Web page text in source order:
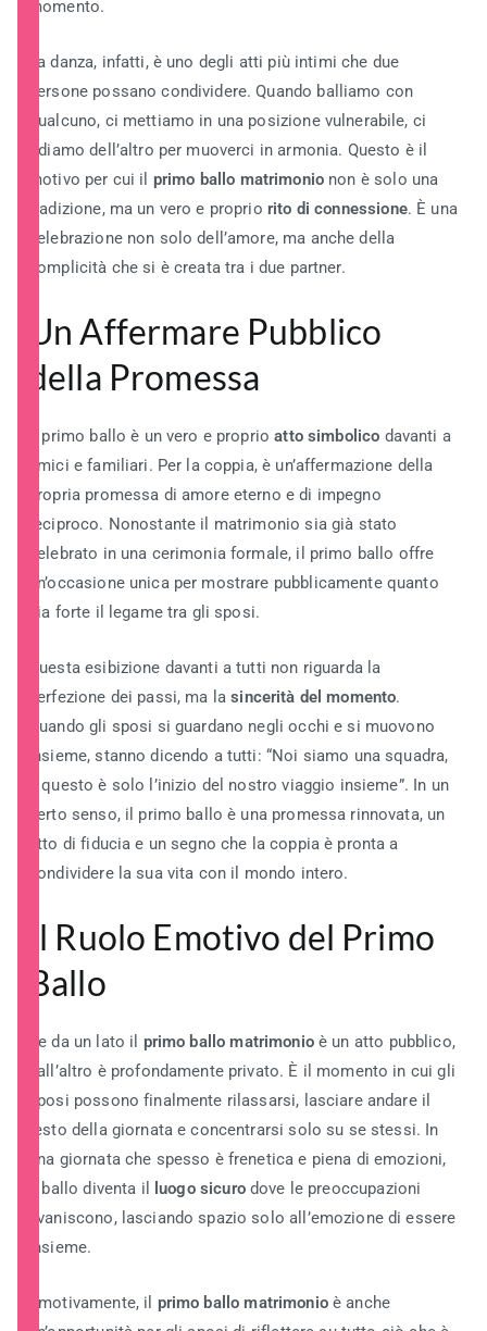
momento.
La danza, infatti, è uno degli atti più intimi che due
persone possano condividere. Quando balliamo con
qualcuno, ci mettiamo in una posizione vulnerabile, ci
fidiamo dell’altro per muoverci in armonia. Questo è il
motivo per cui il primo ballo matrimonio non è solo una
tradizione, ma un vero e proprio rito di connessione. È una
celebrazione non solo dell’amore, ma anche della
complicità che si è creata tra i due partner.
Un Affermare Pubblico
della Promessa
Il primo ballo è un vero e proprioatto simbolico davanti a
amici e familiari. Per la coppia, è un’affermazione della
propria promessa di amore eterno e di impegno
reciproco. Nonostante il matrimonio sia già stato
celebrato in una cerimonia formale, il primo ballo offre
un’occasione unica per mostrare pubblicamente quanto
sia forte il legame tra gli sposi.
Questa esibizione davanti a tutti non riguarda la
perfezione dei passi, ma lasincerità del momento.
Quando gli sposi si guardano negli occhi e si muovono
insieme, stanno dicendo a tutti: “Noi siamo una squadra,
e questo è solo l’inizio del nostro viaggio insieme”. In un
certo senso, il primo ballo è una promessa rinnovata, un
atto di fiducia e un segno che la coppia è pronta a
condividere la sua vita con il mondo intero.
Il Ruolo Emotivo del Primo
Ballo
Se da un lato il primo ballo matrimonioè un atto pubblico,
dall’altro è profondamente privato. È il momento in cui gli
sposi possono finalmente rilassarsi, lasciare andare il
resto della giornata e concentrarsi solo su se stessi. In
una giornata che spesso è frenetica e piena di emozioni,
il ballo diventa il
luogo sicurodove le preoccupazioni
svaniscono, lasciando spazio solo all’emozione di essere
insieme.
Emotivamente, il primo ballo matrimonioè anche